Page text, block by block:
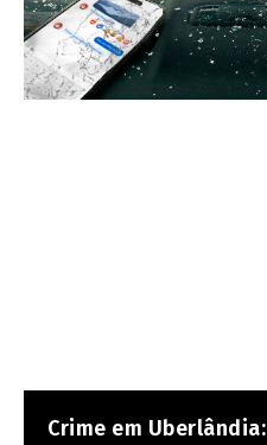
Crime em